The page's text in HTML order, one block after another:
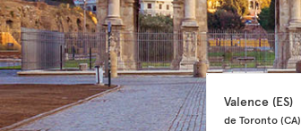
Valence (ES)
de Toronto (CA)